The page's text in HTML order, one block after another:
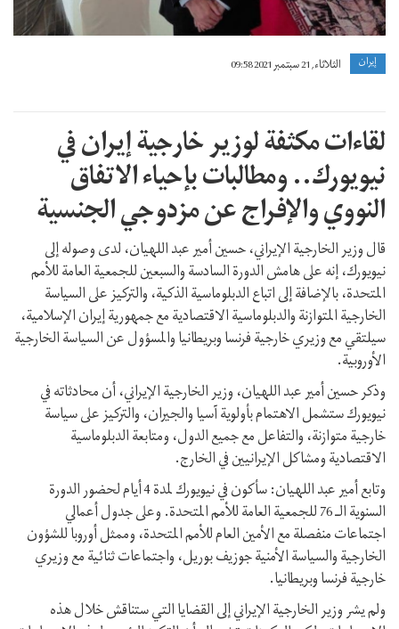
إيران الثلاثاء, 21 سبتمبر 2021 09:58
لقاءات مكثفة لوزير خارجية إيران في
نيويورك.. ومطالبات بإحياء الاتفاق
النووي والإفراج عن مزدوجي الجنسية
قال وزير الخارجية الإيراني، حسين أمير عبد اللهيان، لدى وصوله إلى
نيويورك، إنه على هامش الدورة السادسة والسبعين للجمعية العامة للأمم
المتحدة، بالإضافة إلى اتباع الدبلوماسية الذكية، والتركيز على السياسة
الخارجية المتوازنة والدبلوماسية الاقتصادية مع جمهورية إيران الإسلامية،
سيلتقي مع وزيري خارجية فرنسا وبريطانيا والمسؤول عن السياسة الخارجية
الأوروبية.
وذكر حسين أمير عبد اللهيان، وزير الخارجية الإيراني، أن محادثاته في
نيويورك ستشمل الاهتمام بأولوية آسيا والجيران، والتركيز على سياسة
خارجية متوازنة، والتفاعل مع جميع الدول، ومتابعة الدبلوماسية
الاقتصادية ومشاكل الإيرانيين في الخارج.
وتابع أمير عبد اللهيان: سأكون في نيويورك لمدة 4 أيام لحضور الدورة
السنوية الـ 76 للجمعية العامة للأمم المتحدة. وعلى جدول أعمالي
اجتماعات منفصلة مع الأمين العام للأمم المتحدة، وممثل أوروبا للشؤون
الخارجية والسياسة الأمنية جوزيف بوريل، واجتماعات ثنائية مع وزيري
خارجية فرنسا وبريطانيا.
ولم يشر وزير الخارجية الإيراني إلى القضايا التي ستناقش خلال هذه